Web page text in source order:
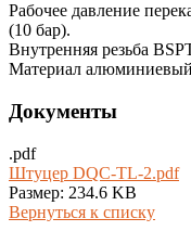
Рабочее давление
(10 бар).
Внутренняя резьба
Материал
Документы
.pdf
Штуцер DQC-TL-2.pdf
Размер: 234.6 KB
Вернуться к списку